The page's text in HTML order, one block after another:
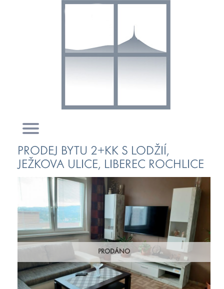
PRODEJ BYTU 2+KK S LODŽIÍ,
JEŽKOVA ULICE, LIBEREC ROCHLICE
PRODÁNO